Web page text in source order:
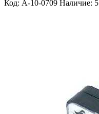
Код: A-10-0709 Наличие: 5